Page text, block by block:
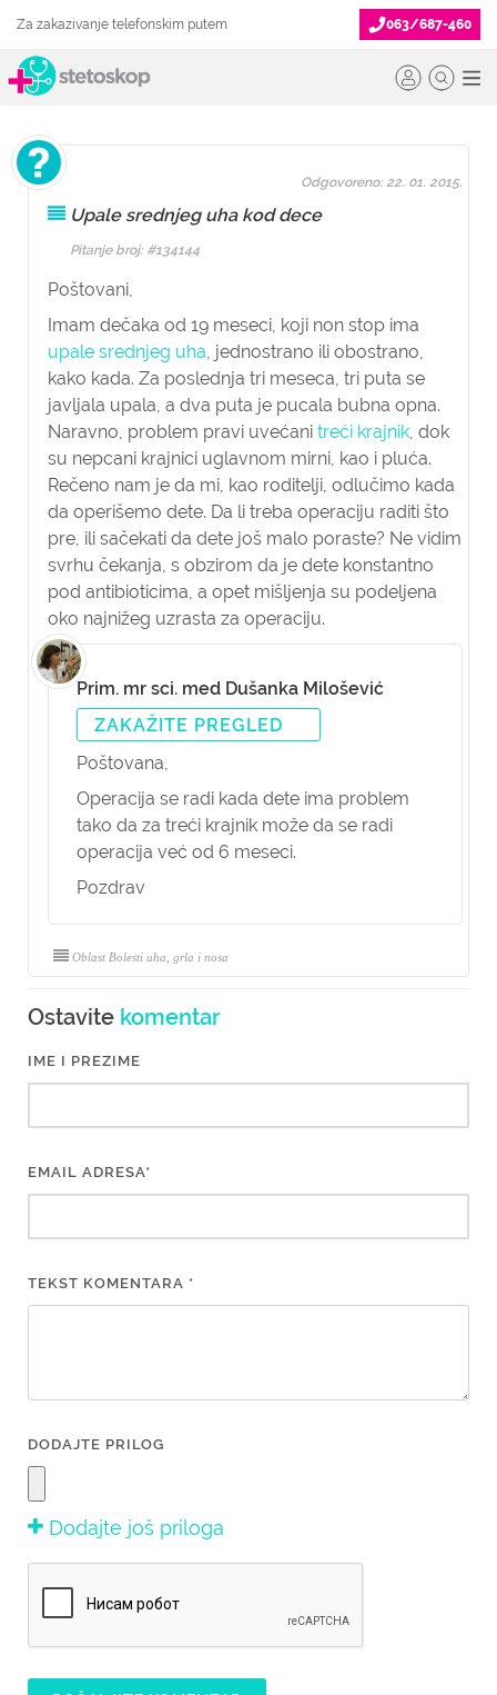
Za zakazivanje telefonskim putem 063/687-460
Upale srednjeg uha kod dece
Pitanje broj: #134144
Poštovani,
Imam dečaka od 19 meseci, koji non stop ima
upale srednjeg uha, jednostrano ili obostrano,
kako kada. Za poslednja tri meseca, tri puta se
javljala upala, a dva puta je pucala bubna opna.
Naravno, problem pravi uvećani treći krajnik, dok
su nepcani krajnici uglavnom mirni, kao i pluća.
Rečeno nam je da mi, kao roditelji, odlučimo kada
da operišemo dete. Da li treba operaciju raditi što
pre, ili sačekati da dete još malo poraste? Ne vidim
svrhu čekanja, s obzirom da je dete konstantno
pod antibioticima, a opet mišljenja su podeljena
oko najnižeg uzrasta za operaciju.
Odgovoreno: 22. 01. 2015.
Prim. mr sci. med Dušanka Milošević
ZAKAŽITE PREGLED
Poštovana,
Operacija se radi kada dete ima problem
tako da za treći krajnik može da se radi
operacija već od 6 meseci.
Pozdrav
Oblast Bolesti uha, grla i nosa
Ostavite komentar
IME I PREZIME
EMAIL ADRESA*
TEKST KOMENTARA *
DODAJTE PRILOG
Dodajte još priloga